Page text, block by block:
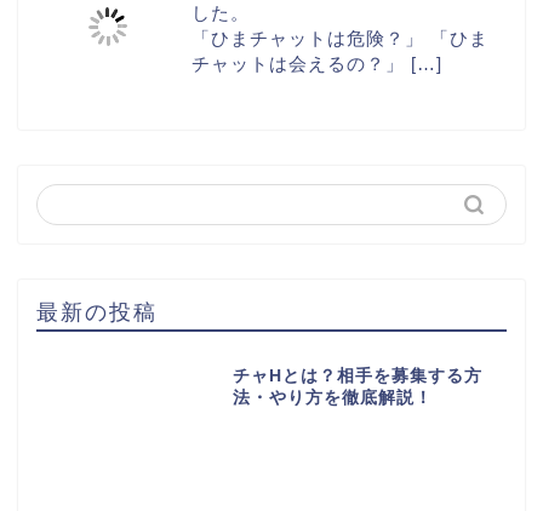
した。
「ひまチャットは危険？」 「ひま
チャットは会えるの？」 […]
最新の投稿
チャHとは？相手を募集する方
法・やり方を徹底解説！